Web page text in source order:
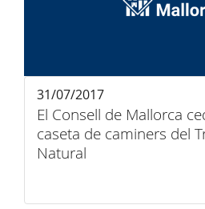
El Consell de Mallorca
caseta de caminers del
Natural
31/07/2017